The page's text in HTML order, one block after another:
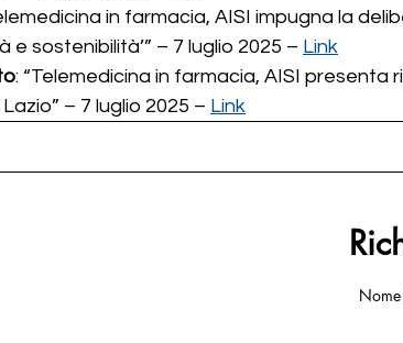
in farmacia, AISI impugna la
e sostenibilità’” – 7 luglio 2025 – Link
: “Telemedicina in farmacia, AISI presenta
– 7 luglio 2025 – Link
Nome